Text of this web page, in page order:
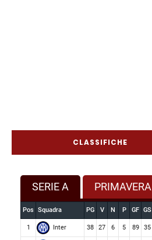
CLASSIFICHE
SERIE A PRIMAVERA
Pos Squadra PG V N P GF GS
1 Inter 38 27 6 5 89 35